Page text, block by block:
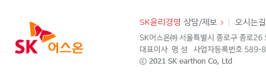
SK윤리경영 상담/제보 오시는길